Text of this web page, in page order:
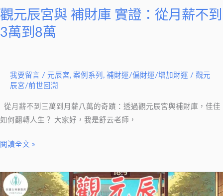
觀元辰宮與 補財庫 實證：從月薪不到
3萬到8萬
我要留言 / 元辰宮, 案例系列 , 補財運/偏財運/增加財運 / 觀元
辰宮/前世回溯
從月薪不到三萬到月薪八萬的奇蹟：透過觀元辰宮與補財庫，佳佳
如何翻轉人生？ 大家好，我是舒云老師，
薪
不
萬
閱讀全文 »
人
生